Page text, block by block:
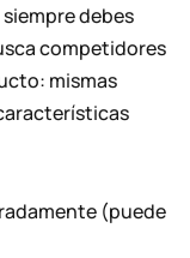
siempre debes
competidores
mismas
(puede